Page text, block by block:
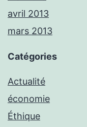
avril 2013
mars 2013
Catégories
Actualité
économie
Éthique